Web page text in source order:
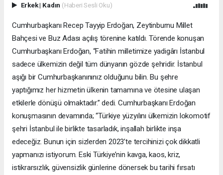
Erkek| Kadın (Haberi Sesli Oku)
Cumhurbaşkanı Recep Tayyip Erdoğan, Zeytinburnu Millet
Bahçesi ve Buz Adası açılış törenine katıldı. Törende konuşan
Cumhurbaşkanı Erdoğan, “Fatihin milletimize yadigârı İstanbul
sadece ülkemizin değil tüm dünyanın gözde şehridir. İstanbul
aşığı bir Cumhurbaşkanınınız olduğunu bilin. Bu şehre
yaptığımız her hizmetin ülkenin tamamına ve ötesine ulaşan
etkilerle dönüşü olmaktadır.” dedi. Cumhurbaşkanı Erdoğan
konuşmasının devamında; “Türkiye yüzyılını ülkemizin lokomotif
şehri İstanbul ile birlikte tasarladık, inşallah birlikte inşa
edeceğiz. Bunun için sizlerden 2023’te tercihinizi çok dikkatli
yapmanızı istiyorum. Eski Türkiye’nin kavga, kaos, kriz,
istikrarsızlık, güvensizlik günlerine dönersek bu tarihi fırsatı